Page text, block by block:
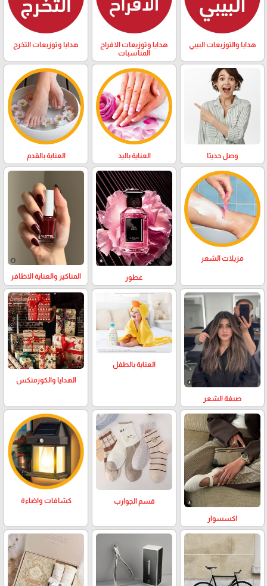
هدايا والتوزيعات البيبي
هدايا وتوزيعات الافراح
المناسبات
هدايا وتوزيعات التخرج
وصل حديثا العناية باليد العناية بالقدم
مزيلات الشعر
عطور المناكير والعناية الاظافر
صبغة الشعر
العناية بالطفل
الهدايا والكوزمتكس
اكسسوار
قسم الجوارب كشافات واضاءة